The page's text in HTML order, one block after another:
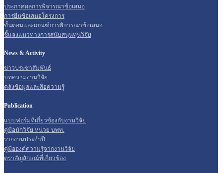
ประกาศผลการพิจารณาข้อเสนอ
การยื่นข้อเสนอโครงการ
ขั้นตอนและเกณฑ์การพิจารณาข้อเสนอ
ชี้แจงแนวทางการสนับสนุนทุนวิจัย
News & Activity
ข่าวประชาสัมพันธ์
บทความงานวิจัย
คลังข้อมูลและสื่อความรู้
Publication
แบบฟอร์มที่เกี่ยวข้องกับงานวิจัย
คู่มือนักวิจัย หน่วย บพท.
รายงานประจำปี
คู่มือองค์ความรู้จากงานวิจัย
ตราสัญลักษณ์ที่เกี่ยวข้อง